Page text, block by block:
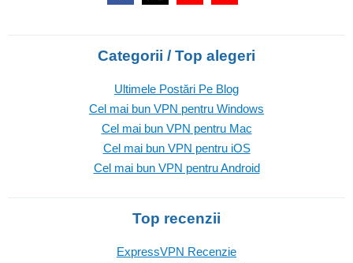
Categorii / Top alegeri
Ultimele Postări Pe Blog
Cel mai bun VPN pentru Windows
Cel mai bun VPN pentru Mac
Cel mai bun VPN pentru iOS
Cel mai bun VPN pentru Android
Top recenzii
ExpressVPN Recenzie